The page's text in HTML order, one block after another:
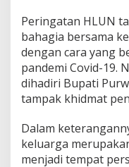
Peringatan HLUN
bahagia bersama
dengan cara yang
pandemi Covid-19.
dihadiri Bupati
tampak khidmat
Dalam
keluarga
menjadi tempat